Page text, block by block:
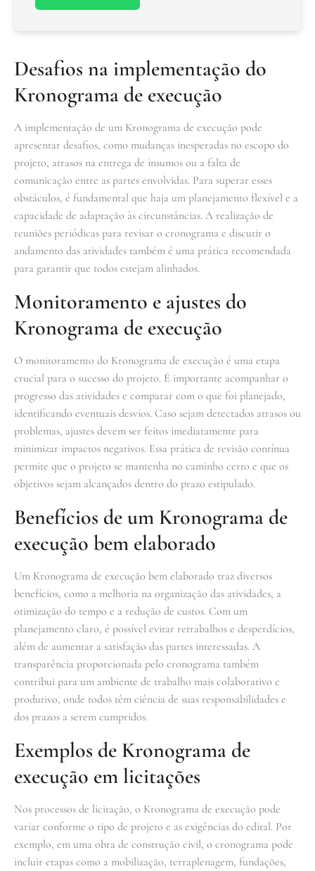
Desafios na implementação do
Kronograma de execução
A implementação de um Kronograma de execução pode
apresentar desafios, como mudanças inesperadas no escopo do
projeto, atrasos na entrega de insumos ou a falta de
comunicação entre as partes envolvidas. Para superar esses
obstáculos, é fundamental que haja um planejamento flexível e a
capacidade de adaptação às circunstâncias. A realização de
reuniões periódicas para revisar o cronograma e discutir o
andamento das atividades também é uma prática recomendada
para garantir que todos estejam alinhados.
Monitoramento e ajustes do
Kronograma de execução
O monitoramento do Kronograma de execução é uma etapa
crucial para o sucesso do projeto. É importante acompanhar o
progresso das atividades e comparar com o que foi planejado,
identificando eventuais desvios. Caso sejam detectados atrasos ou
problemas, ajustes devem ser feitos imediatamente para
minimizar impactos negativos. Essa prática de revisão contínua
permite que o projeto se mantenha no caminho certo e que os
objetivos sejam alcançados dentro do prazo estipulado.
Benefícios de um Kronograma de
execução bem elaborado
Um Kronograma de execução bem elaborado traz diversos
benefícios, como a melhoria na organização das atividades, a
otimização do tempo e a redução de custos. Com um
planejamento claro, é possível evitar retrabalhos e desperdícios,
além de aumentar a satisfação das partes interessadas. A
transparência proporcionada pelo cronograma também
contribui para um ambiente de trabalho mais colaborativo e
produtivo, onde todos têm ciência de suas responsabilidades e
dos prazos a serem cumpridos.
Exemplos de Kronograma de
execução em licitações
Nos processos de licitação, o Kronograma de execução pode
variar conforme o tipo de projeto e as exigências do edital. Por
exemplo, em uma obra de construção civil, o cronograma pode
incluir etapas como a mobilização, terraplenagem, fundações,